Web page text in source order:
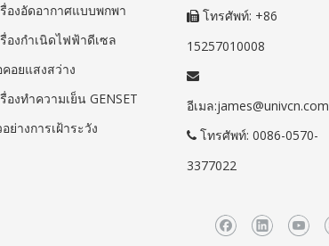
รื่องอัดอากาศแบบพกพา
องกำเนิดไฟฟ้าดีเซล
อยแสงสว่าง
องทำความเย็น GENSET
ย่างการเฝ้าระวัง
 โทรศัพท์: +86
15257010008

อีเมล:james@univcn.com
 โทรศัพท์: 0086-0570-
3377022